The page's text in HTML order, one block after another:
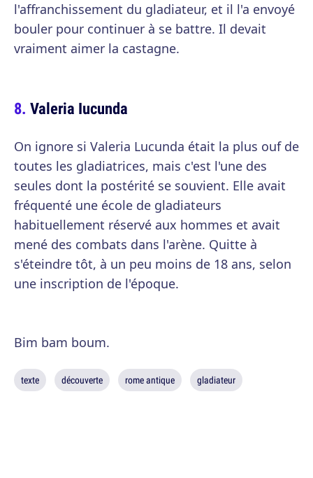
l'affranchissement du gladiateur, et il l'a envoyé
bouler pour continuer à se battre. Il devait
vraiment aimer la castagne.
Valeria Iucunda
On ignore si Valeria Lucunda était la plus ouf de
toutes les gladiatrices, mais c'est l'une des
seules dont la postérité se souvient. Elle avait
fréquenté une école de gladiateurs
habituellement réservé aux hommes et avait
mené des combats dans l'arène. Quitte à
s'éteindre tôt, à un peu moins de 18 ans, selon
une inscription de l'époque.
Bim bam boum.
texte découverte rome antique gladiateur